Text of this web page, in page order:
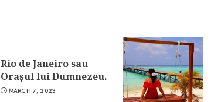
Rio de Janeiro sau
Orașul lui Dumnezeu.
MARCH 7, 2023